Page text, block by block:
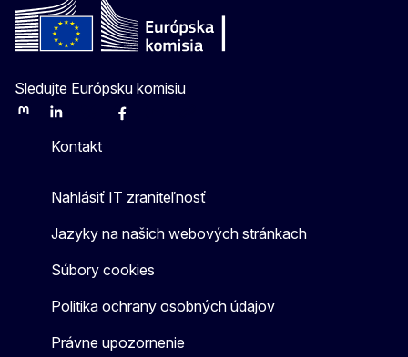
Sledujte Európsku komisiu
MastodonLinkedInBlueskyFacebook
Kontakt
Nahlásiť IT zraniteľnosť
Jazyky na našich webových stránkach
Súbory cookies
Politika ochrany osobných údajov
Právne upozornenie